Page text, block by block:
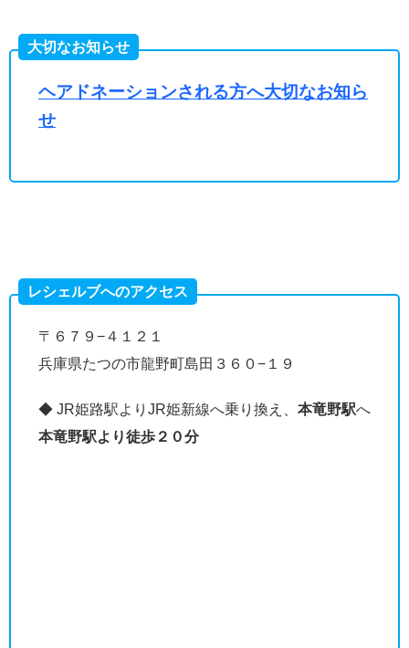
大切なお知らせ
ヘアドネーションされる方へ大切なお知ら
せ
レシェルブへのアクセス
〒６７９−４１２１
兵庫県たつの市龍野町島田３６０−１９
◆ JR姫路駅よりJR姫新線へ乗り換え、 本竜野駅へ
本竜野駅より徒歩２０分